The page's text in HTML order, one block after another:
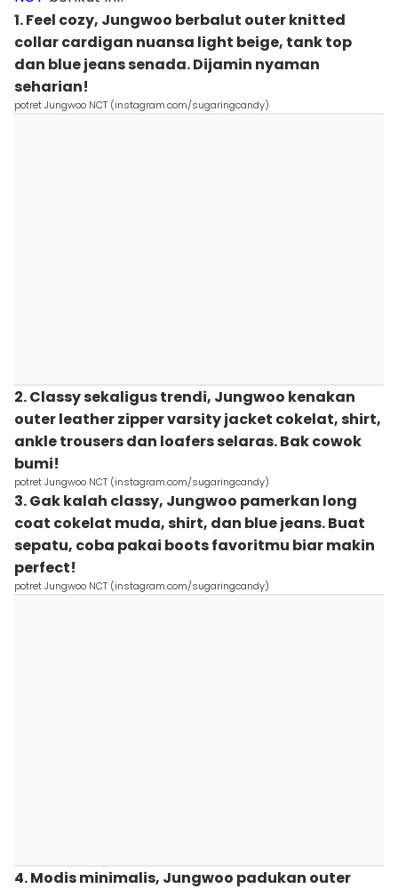
1. Feel cozy, Jungwoo berbalut outer knitted
collar cardigan nuansa light beige, tank top
dan blue jeans senada. Dijamin nyaman
seharian!
potret Jungwoo NCT (instagram.com/sugaringcandy)
2. Classy sekaligus trendi, Jungwoo kenakan
outer leather zipper varsity jacket cokelat, shirt,
ankle trousers dan loafers selaras. Bak cowok
bumi!
potret Jungwoo NCT (instagram.com/sugaringcandy)
3. Gak kalah classy, Jungwoo pamerkan long
coat cokelat muda, shirt, dan blue jeans. Buat
sepatu, coba pakai boots favoritmu biar makin
perfect!
potret Jungwoo NCT (instagram.com/sugaringcandy)
4. Modis minimalis, Jungwoo padukan outer